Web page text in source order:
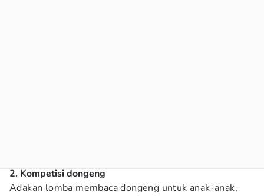
2. Kompetisi dongeng
Adakan lomba membaca dongeng untuk anak-anak,